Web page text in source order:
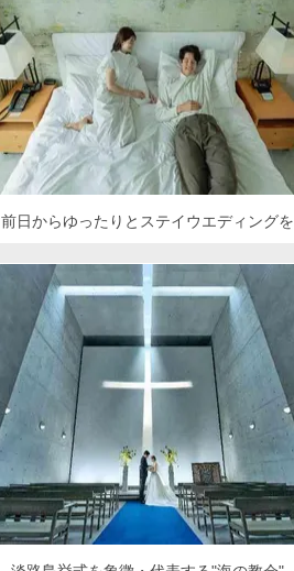
前日からゆったりとステイウエディングを